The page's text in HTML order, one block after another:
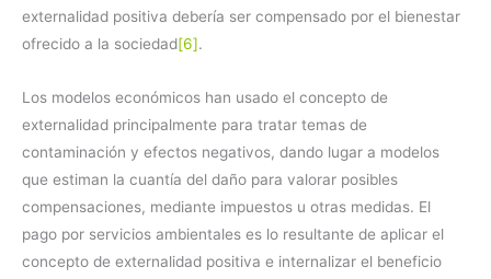
externalidad positiva debería ser compensado por el bienestar
ofrecido a la sociedad[6].
Los modelos económicos han usado el concepto de
externalidad principalmente para tratar temas de
contaminación y efectos negativos, dando lugar a modelos
que estiman la cuantía del daño para valorar posibles
compensaciones, mediante impuestos u otras medidas. El
pago por servicios ambientales es lo resultante de aplicar el
concepto de externalidad positiva e internalizar el beneficio